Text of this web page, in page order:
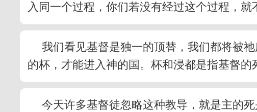
入同一个过程，你们若没有经过这个过程，就
我们看见基督是独一的顶替，我们都将被
的杯，才能进入神的国。杯和浸都是指基督的
今天许多基督徒忽略这种教导，就是主的